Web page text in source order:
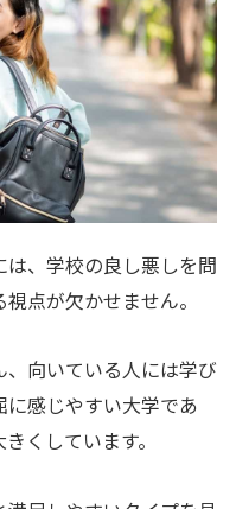
、学校の良し悪しを問
点が欠かせません。
向いている人には学び
感じやすい大学であ
くしています。